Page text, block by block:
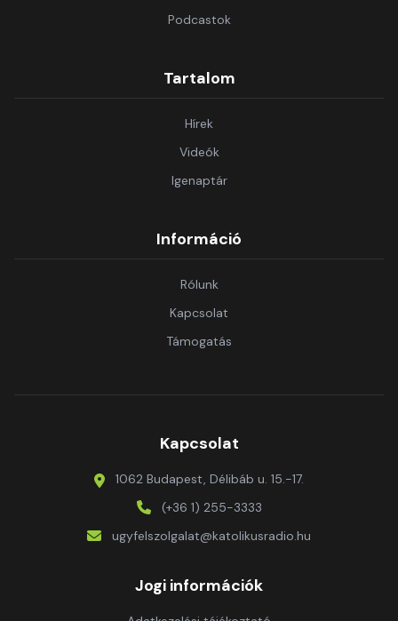
Podcastok
Tartalom
Hírek
Videók
Igenaptár
Információ
Rólunk
Kapcsolat
Támogatás
Kapcsolat
1062 Budapest, Délibáb u. 15.-17.
(+36 1) 255-3333
ugyfelszolgalat@katolikusradio.hu
Jogi információk